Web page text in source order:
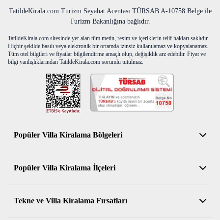
TatildeKirala.com Turizm Seyahat Acentası TÜRSAB A-10758 Belge ile
Turizm Bakanlığına bağlıdır.
TatildeKirala.com sitesinde yer alan tüm metin, resim ve içeriklerin telif hakları saklıdır.
Hiçbir şekilde basılı veya elektronik bir ortamda izinsiz kullanılamaz ve kopyalanamaz.
Tüm otel bilgileri ve fiyatlar bilgilendirme amaçlı olup, değişiklik arz edebilir. Fiyat ve
bilgi yanlışlıklarından TatildeKirala.com sorumlu tutulmaz.
Popüler Villa Kiralama Bölgeleri
Antalya Kiralık Villa
Muğla Kiralık Villa
Aydın Kiralık Villa
İzmir Kiralık Villa
Balıkesir Kiralık Villa
Popüler Villa Kiralama İlçeleri
Kemer Kiralık Villa
Serik Kiralık Villa
Konyaaltı Kiralık Villa
Tekne ve Villa Kiralama Fırsatları